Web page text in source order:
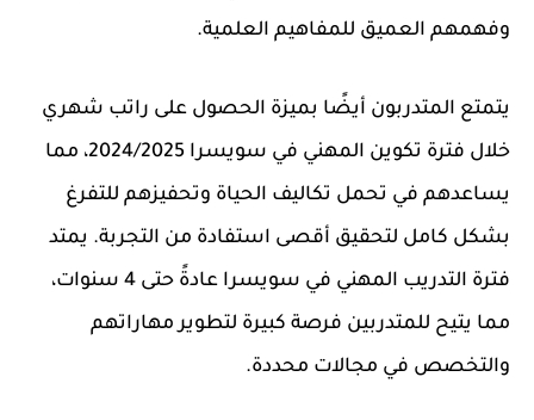
وفهمهم العميق للمفاهيم العلمية.
يتمتع المتدربون أيضًا بميزة الحصول على راتب شهري
خلال فترة تكوين المهني في سويسرا 2024/2025، مما
يساعدهم في تحمل تكاليف الحياة وتحفيزهم للتفرغ
بشكل كامل لتحقيق أقصى استفادة من التجربة. يمتد
فترة التدريب المهني في سويسرا عادةً حتى 4 سنوات،
مما يتيح للمتدربين فرصة كبيرة لتطوير مهاراتهم
والتخصص في مجالات محددة.